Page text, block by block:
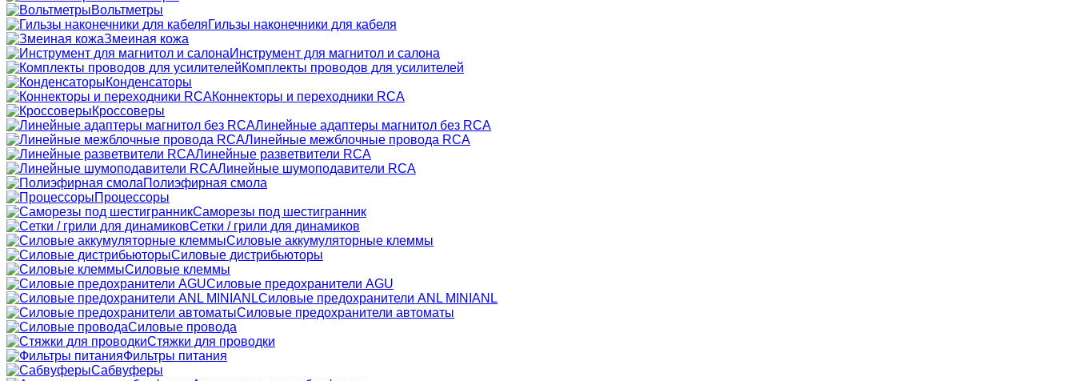
Вольтметры
Гильзы наконечники для кабеля
Змеиная кожа
Инструмент для магнитол и салона
Комплекты проводов для усилителей
Конденсаторы
Коннекторы и переходники RCA
Кроссоверы
Линейные адаптеры магнитол без RCA
Линейные межблочные провода RCA
Линейные разветвители RCA
Линейные шумоподавители RCA
Полиэфирная смола
Процессоры
Саморезы под шестигранник
Сетки / грили для динамиков
Силовые аккумуляторные клеммы
Силовые дистрибьюторы
Силовые клеммы
Силовые предохранители AGU
Силовые предохранители ANL MINIANL
Силовые предохранители автоматы
Силовые провода
Стяжки для проводки
Фильтры питания
Сабвуферы